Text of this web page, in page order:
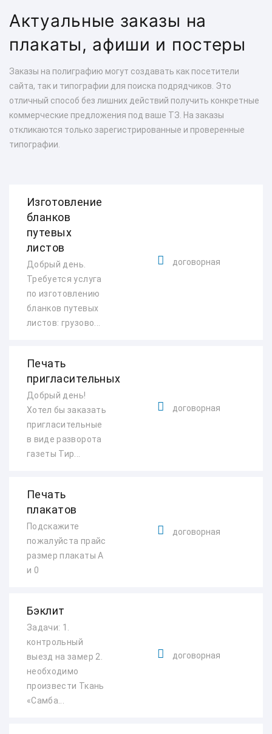
Актуальные заказы на
плакаты, афиши и постеры
Заказы на полиграфию могут создавать как посетители
сайта, так и типографии для поиска подрядчиков. Это
отличный способ без лишних действий получить конкретные
коммерческие предложения под ваше ТЗ. На заказы
откликаются только зарегистрированные и проверенные
типографии.
Изготовление
бланков
путевых
листов
Добрый день.
Требуется услуга
по изготовлению
бланков путевых
листов: грузово...
договорная
Печать
пригласительных
Добрый день!
Хотел бы заказать
пригласительные
в виде разворота
газеты Тир...
договорная
Печать
плакатов
Подскажите
пожалуйста прайс
размер плакаты А
и 0
договорная
Бэклит
Задачи: 1.
контрольный
выезд на замер 2.
необходимо
произвести Ткань
«Самба...
договорная